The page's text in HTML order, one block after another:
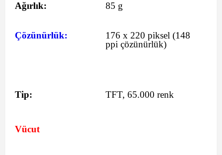
Ağırlık: 85 g
Çözünürlük:
176 x 220 piksel (148
ppi çözünürlük)
Tip: TFT, 65.000 renk
Vücut